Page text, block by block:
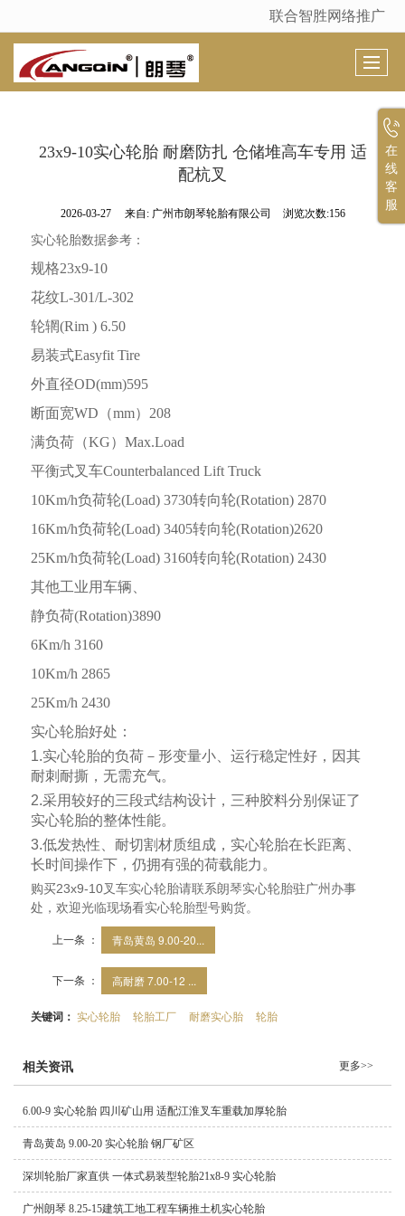
很遗憾，因您的浏览器版本过低导致无法获得最佳浏览体验，推荐下载安装谷歌浏览器！
联合智胜网络推广
23x9-10实心轮胎 耐磨防扎 仓储堆高车专用 适
配杭叉
2026-03-27 来自: 广州市朗琴轮胎有限公司 浏览次数:156
实心轮胎数据参考：
规格23x9-10
花纹L-301/L-302
轮辋(Rim ) 6.50
易装式Easyfit Tire
外直径OD(mm)595
断面宽WD （mm） 208
满负荷（KG）Max.Load
平衡式叉车Counterbalanced Lift Truck
10Km/h负荷轮(Load) 3730转向轮(Rotation) 2870
16Km/h负荷轮(Load) 3405转向轮(Rotation)2620
25Km/h负荷轮(Load) 3160转向轮(Rotation) 2430
其他工业用车辆、
静负荷(Rotation)3890
6Km/h 3160
10Km/h 2865
25Km/h 2430
实心轮胎好处：
1.实心轮胎的负荷－形变量小、运行稳定性好，因其
耐刺耐撕，无需充气。
2.采用较好的三段式结构设计，三种胶料分别保证了
实心轮胎的整体性能。
3.低发热性、耐切割材质组成，实心轮胎在长距离、
长时间操作下，仍拥有强的荷载能力。
购买23x9-10 叉车实心轮胎请联系朗琴实心轮胎驻广州办事
处，欢迎光临现场看实心轮胎型号购货。
上一条 ： 青岛黄岛 9.00-20...
下一条 ： 高耐磨 7.00-12 ...
关键词：实心轮胎 轮胎工厂 耐磨实心胎 轮胎
相关资讯 更多>>
6.00-9 实心轮胎 四川矿山用 适配江淮叉车重载加厚轮胎
青岛黄岛 9.00-20 实心轮胎 钢厂矿区
深圳轮胎厂家直供 一体式易装型轮胎21x8-9 实心轮胎
广州朗琴 8.25-15建筑工地工程车辆推土机实心轮胎
在
线
客
服